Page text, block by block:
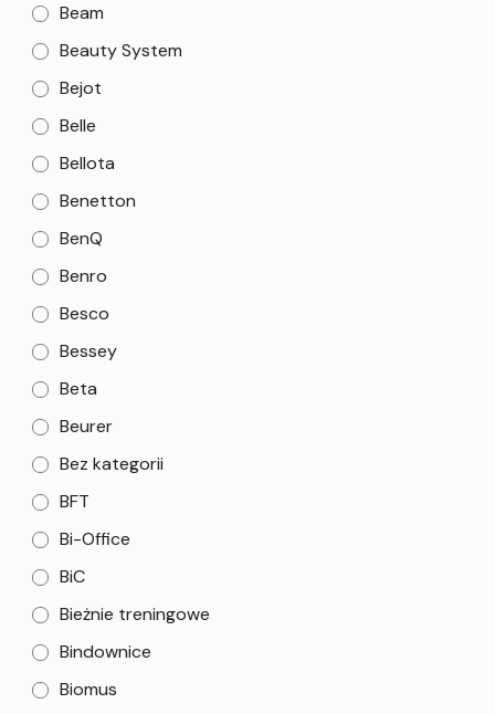
Beam
Beauty System
Bejot
Belle
Bellota
Benetton
BenQ
Benro
Besco
Bessey
Beta
Beurer
Bez kategorii
BFT
Bi-Office
BiC
Bieżnie treningowe
Bindownice
Biomus